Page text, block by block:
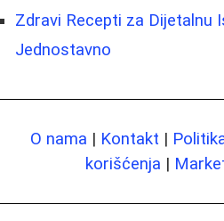
Zdravi Recepti za Dijetalnu
Jednostavno
O nama | Kontakt |
korišćenja |